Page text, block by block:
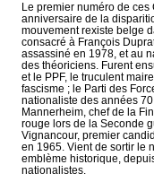
Le premier numéro de ces
anniversaire de la
mouvement rexiste belge
consacré à François
assassiné en 1978, et au
des théoriciens. Furent
et le PPF, le truculent
fascisme ; le Parti des
nationaliste des années
Mannerheim, chef de la
rouge lors de la Seconde
Vignancour, premier
en 1965. Vient de sortir le
emblème historique,
nationalistes.